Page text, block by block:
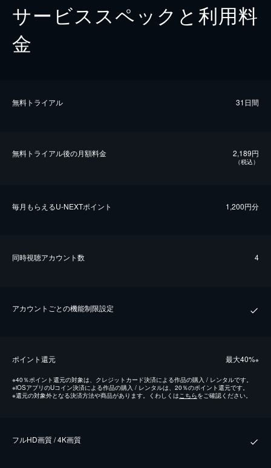
サービススペックと利用料
金
無料トライアル 31日間
無料トライアル後の⽉額料金 2,189円
（税込）
毎⽉もらえるU-NEXTポイント 1,200円分
同時視聴アカウント数 4
アカウントごとの機能制限設定
ポイント還元 最⼤40%※
※40％ポイント還元の対象は、クレジットカード決済による作品の購入 / レンタルです。
※iOSアプリのUコイン決済による作品の購入 / レンタルは、20％のポイント還元です。
※還元の対象外となる決済方法や商品があります。くわしくはこちらをご確認ください。
フルHD画質 / 4K画質